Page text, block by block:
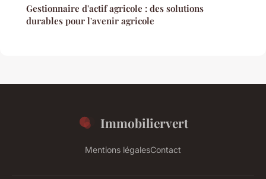
Gestionnaire d'actif agricole : des solutions
durables pour l'avenir agricole
Immobiliervert
Mentions légalesContact